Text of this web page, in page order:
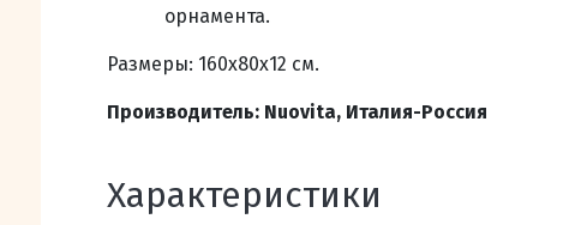
орнамента.
Размеры: 160х80х12 см.
Производитель: Nuovita, Италия-Россия
Характеристики